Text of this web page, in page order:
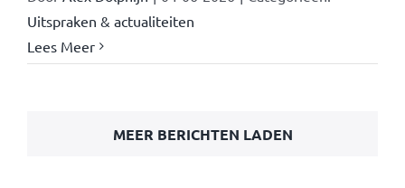
Uitspraken & actualiteiten
Lees Meer
MEER BERICHTEN LADEN